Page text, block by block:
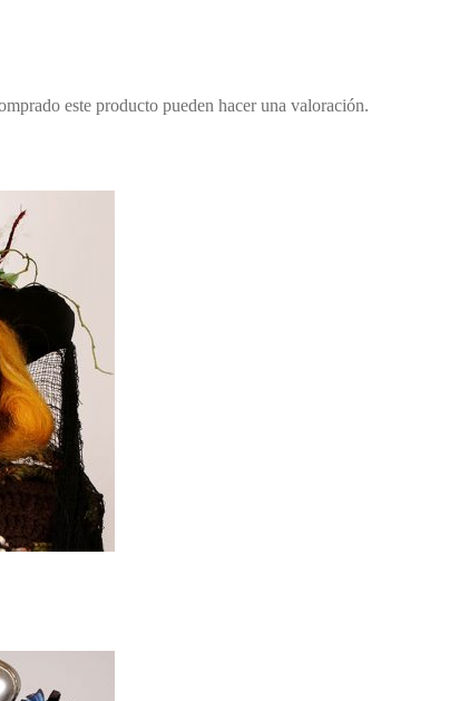
este producto pueden hacer una valoración.